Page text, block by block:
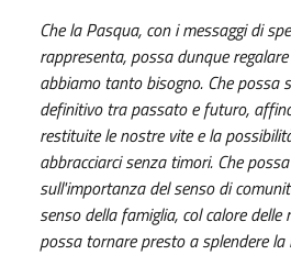
Che la Pasqua, con i messaggi di
rappresenta, possa dunque
abbiamo tanto bisogno. Che possa
definitivo tra passato e futuro,
restituite le nostre vite e la
abbracciarci senza timori. Che
sull'importanza del senso di
senso della famiglia, col calore delle
possa tornare presto a splendere